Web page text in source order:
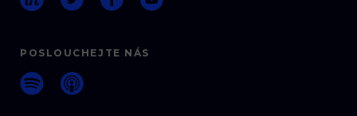
POSLOUCHEJTE NÁS